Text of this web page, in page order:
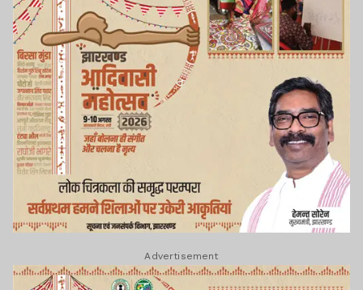
Advertisement